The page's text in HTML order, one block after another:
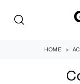
HOME >